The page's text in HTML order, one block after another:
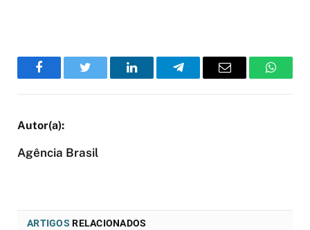
FacebookTwitter LinkedInTelegramEmail
Agência Brasil
ARTIGOS RELACIONADOS